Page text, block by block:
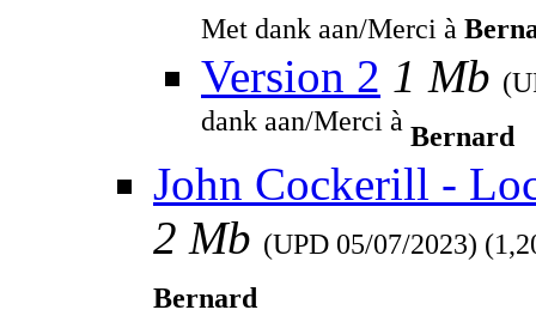
Met dank aan/Merci à
Version 2 1 Mb
dank aan/Merci à Bernard
John Cockerill -
2 Mb (UPD 05/07/2023)
Bernard